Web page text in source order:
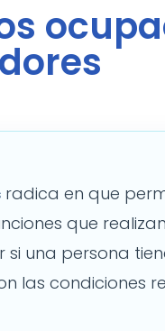
radica en que
que
si una persona
las condiciones